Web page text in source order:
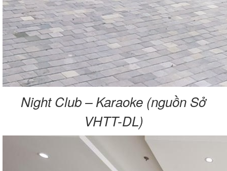
Night Club – Karaoke (nguồn Sở
VHTT-DL)